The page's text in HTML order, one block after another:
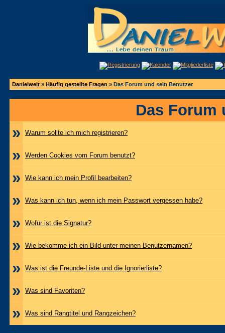
Danielwelt » Häufig gestellte Fragen » Das Forum und sein Benutzer
Das Forum
»
Warum sollte ich mich registrieren?
» Werden Cookies vom Forum benutzt?
» Wie kann ich mein Profil bearbeiten?
» Was kann ich tun, wenn ich mein Passwort vergessen habe?
» Wofür ist die Signatur?
» Wie bekomme ich ein Bild unter meinen Benutzernamen?
» Was ist die Freunde-Liste und die Ignorierliste?
» Was sind Favoriten?
» Was sind Rangtitel und Rangzeichen?